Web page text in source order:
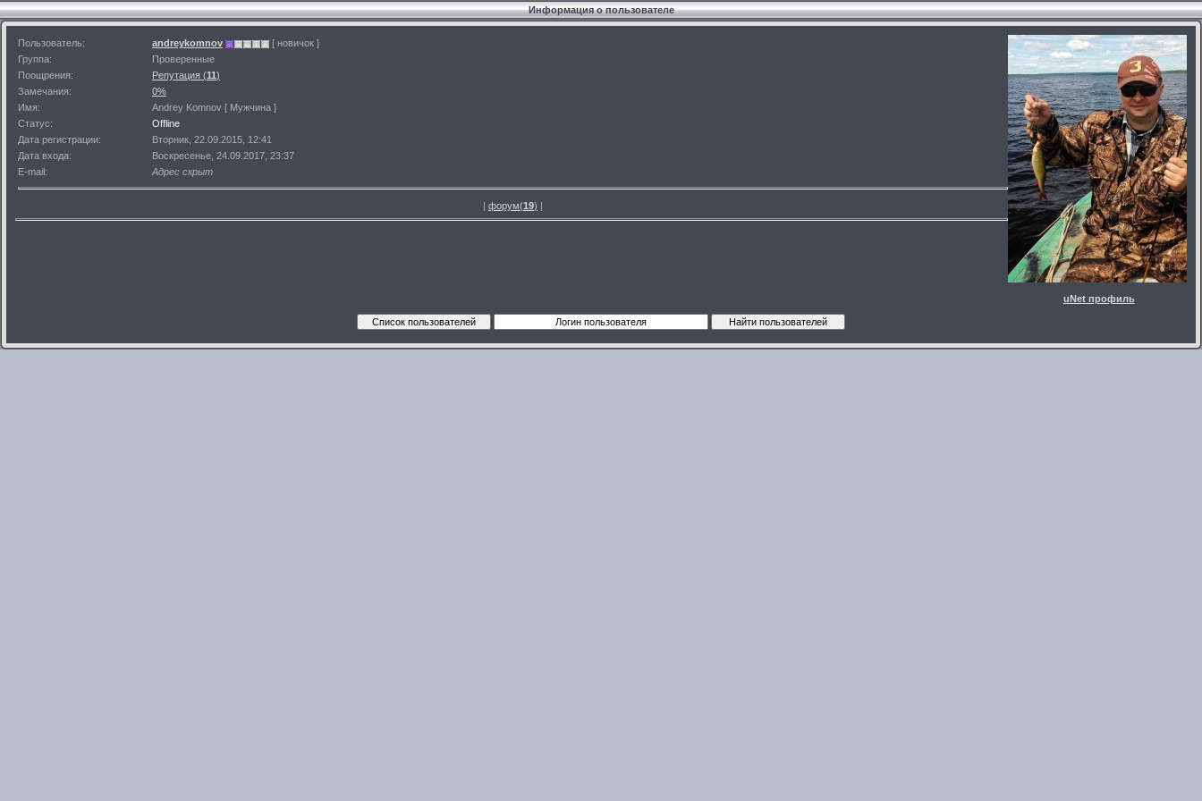
Информация о пользователе
uNet профиль
Пользователь: andreykomnov
[ новичок ]
Группа:
Проверенные
Поощрения:
Репутация (11)
Замечания:
0%
Имя:
Andrey Komnov [ Мужчина ]
Статус:
Offline
Дата регистрации:
Вторник, 22.09.2015, 12:41
Дата входа:
Воскресенье, 24.09.2017, 23:37
E-mail:
Адрес скрыт
| форум(19) |